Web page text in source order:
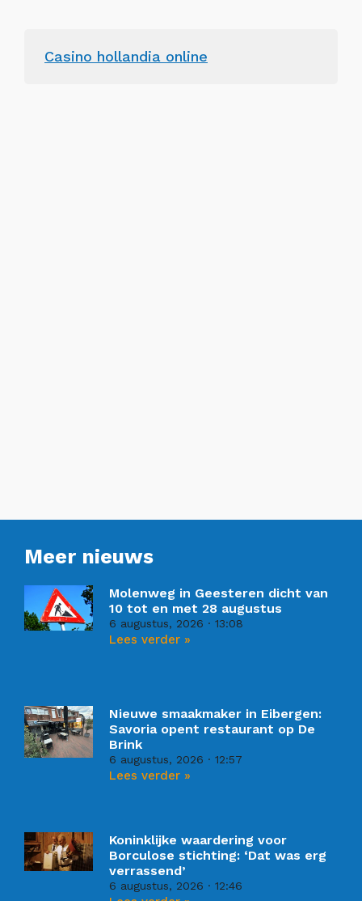
Casino hollandia online
Meer nieuws
Molenweg in Geesteren dicht van
10 tot en met 28 augustus
6 augustus, 2026 13:08
Lees verder »
Nieuwe smaakmaker in Eibergen:
Savoria opent restaurant op De
Brink
6 augustus, 2026 12:57
Lees verder »
Koninklijke waardering voor
Borculose stichting: ‘Dat was erg
verrassend’
6 augustus, 2026 12:46